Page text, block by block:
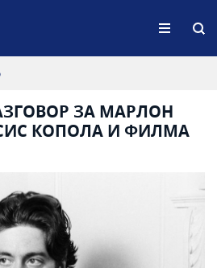
ЗА МАРЛОН
КОПОЛА И ФИЛМА